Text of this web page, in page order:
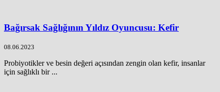
Bağırsak Sağlığının Yıldız Oyuncusu: Kefir
08.06.2023
Probiyotikler ve besin değeri açısından zengin olan kefir, insanlar
için sağlıklı bir ...